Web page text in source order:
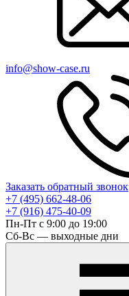
info@show-case.ru
Заказать обратный звонок
+7 (495) 662-48-06
+7 (916) 475-40-09
Пн-Пт с 9:00 до 19:00
Сб-Вс — выходные дни